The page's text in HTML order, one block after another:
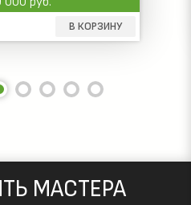
В КОРЗИНУ
МАСТЕРА